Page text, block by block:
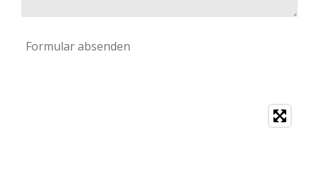
Formular absenden